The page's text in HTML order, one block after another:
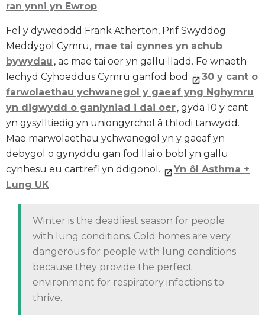
ran ynni yn Ewrop.
Fel y dywedodd Frank Atherton, Prif Swyddog
Meddygol Cymru, mae tai cynnes yn achub
bywydau , ac mae tai oer yn gallu lladd. Fe wnaeth
Iechyd Cyhoeddus Cymru ganfod bod
30 y cant o
farwolaethau ychwanegol y gaeaf yng Nghymru
yn digwydd o ganlyniad i dai oer, gyda 10 y cant
yn gysylltiedig yn uniongyrchol â thlodi tanwydd.
Mae marwolaethau ychwanegol yn y gaeaf yn
debygol o gynyddu gan fod llai o bobl yn gallu
cynhesu eu cartrefi yn ddigonol.
Yn ôl Asthma +
Lung UK:
Winter is the deadliest season for people
with lung conditions. Cold homes are very
dangerous for people with lung conditions
because they provide the perfect
environment for respiratory infections to
thrive.